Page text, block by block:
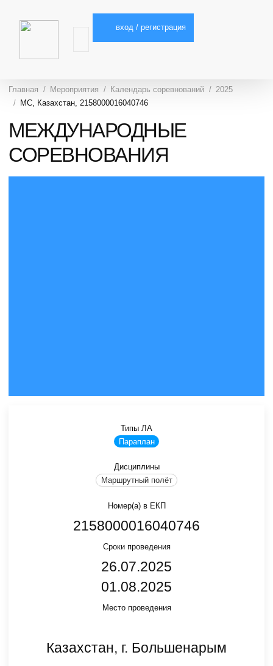
вход / регистрация
Главная Мероприятия Календарь соревнований
2025
МС, Казахстан, 2158000016040746
МЕЖДУНАРОДНЫЕ
СОРЕВНОВАНИЯ
Типы ЛА
Параплан
Дисциплины
Маршрутный полёт
Номер(а) в ЕКП
2158000016040746
Сроки проведения
26.07.2025
01.08.2025
Место проведения
Казахстан, г. Большенарым